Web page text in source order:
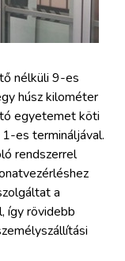
nélküli 9-es
húsz kilométer
egyetemet köti
es termináljával.
rendszerrel
a
így rövidebb